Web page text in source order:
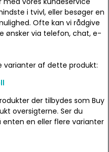
i tvivl, eller besøger en
Ofte kan vi rådgive
ønsker via telefon, chat, e-
varianter af dette produkt:
der tilbydes som Buy
oversigterne. Ser du
enten en eller flere varianter